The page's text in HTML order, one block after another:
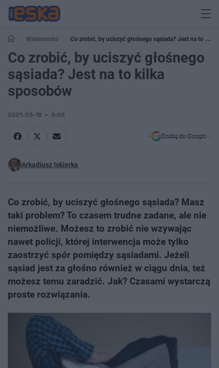
Wiadomości
Co zrobić, by uciszyć głośnego sąsiada? Jest na to kilka
sposobów
Co zrobić, by uciszyć głośnego
sąsiada? Jest na to kilka
sposobów
2021-05-18 9:56
Dodaj do Google
Arkadiusz Iskierka
Co zrobić, by uciszyć głośnego sąsiada? Masz
taki problem? To czasem trudne zadane, ale nie
niemożliwe. Możesz to zrobić nie wzywając
nawet policji, której interwencja może tylko
zaostrzyć spór pomiędzy sąsiadami. Jeżeli
sąsiad jest za głośno również w ciągu dnia, też
możesz temu zaradzić. Jak? Czasami wystarczą
proste rozwiązania.